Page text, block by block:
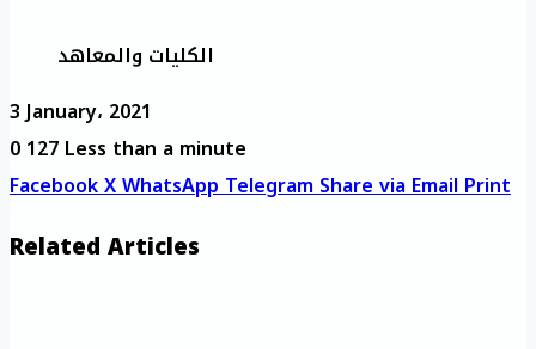
الكليات والمعاهد
3 January، 2021
0127Less than a minute
FacebookXWhatsAppTelegramShare via EmailPrint
Related Articles